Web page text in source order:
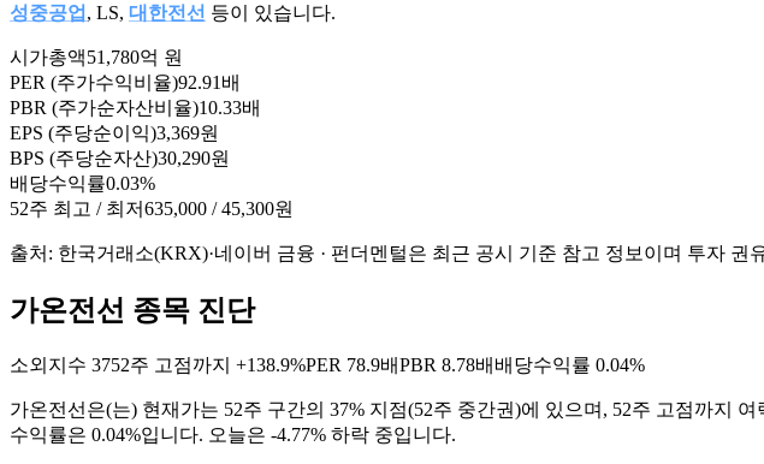
성중공업 , LS, 대한전선 등이 있습니다.
시가총액51,780억 원
PER (주가수익비율)92.91배
PBR (주가순자산비율)10.33배
EPS (주당순이익)3,369원
BPS (주당순자산)30,290원
배당수익률0.03%
52주 최고 / 최저635,000 / 45,300원
출처: 한국거래소(KRX)·네이버 금융 · 펀더멘털은 최근 공시 기준 참고 정보이며 투자 권
가온전선 종목 진단
소외지수 3752주 고점까지 +138.9%PER 78.9배PBR 8.78배 배당수익률 0.04%
가온전선 은(는) 현재가는 52주 구간의 37% 지점(52주 중간권)에 있으며, 52주 고점까지
수익률은 0.04%입니다. 오늘은 -4.77% 하락 중입니다.